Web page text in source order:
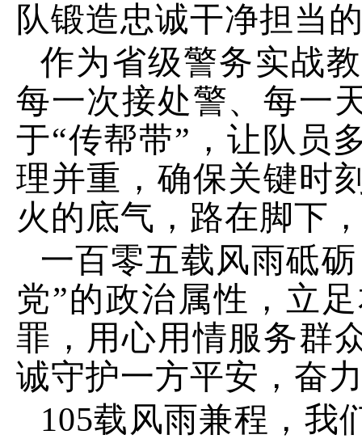
队锻造忠诚干净担当
作为省级警务实战
每一次接处警、每一
于“传帮带”，让队员
理并重，确保关键时
火的底气，路在脚下
一百零五载风雨砥
党”的政治属性，立
罪，用心用情服务群
诚守护一方平安，奋
105载风雨兼程，我